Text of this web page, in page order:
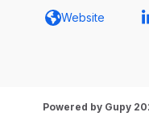
Website
Powered by Gupy